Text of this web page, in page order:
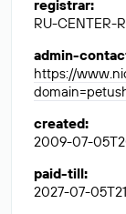
registrar:
RU-CENTER-
admin-
https://
created:
2009-07-
paid-till:
2027-07-